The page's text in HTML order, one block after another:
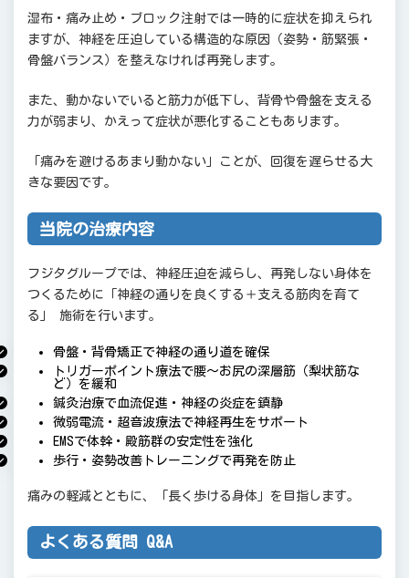
13.3.大倉山整骨院
13.4. 妙蓮寺整骨院
湿布・痛み止め・ブロック注射では一時的に症状を抑えられ
ますが、神経を圧迫している構造的な原因（姿勢・筋緊張・
骨盤バランス）を整えなければ再発します。
また、動かないでいると筋力が低下し、背骨や骨盤を支える
力が弱まり、かえって症状が悪化することもあります。
「痛みを避けるあまり動かない」ことが、回復を遅らせる大
きな要因です。
当院の治療内容
フジタグループでは、神経圧迫を減らし、再発しない身体を
つくるために「神経の通りを良くする＋支える筋肉を育て
る」 施術を行います。
骨盤・背骨矯正で神経の通り道を確保
トリガーポイント療法で腰〜お尻の深層筋（梨状筋な
ど）を緩和
鍼灸治療で血流促進・神経の炎症を鎮静
微弱電流・超音波療法で神経再生をサポート
EMSで体幹・殿筋群の安定性を強化
歩行・姿勢改善トレーニングで再発を防止
痛みの軽減とともに、「長く歩ける身体」を目指します。
よくある質問 Q&A